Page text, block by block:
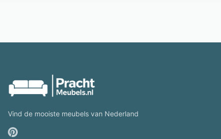
Vind de mooiste meubels van Nederland